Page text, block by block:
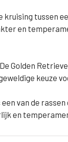
kruising tussen
en
Golden
keuze
een van de
en